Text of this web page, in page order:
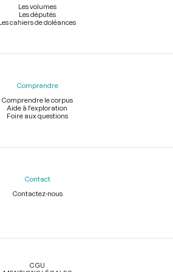
Les volumes
Les députés
cahiers de doléances
Comprendre
Comprendre le corpus
Aide à l'exploration
Foire aux questions
Contact
Contactez-nous
CGU